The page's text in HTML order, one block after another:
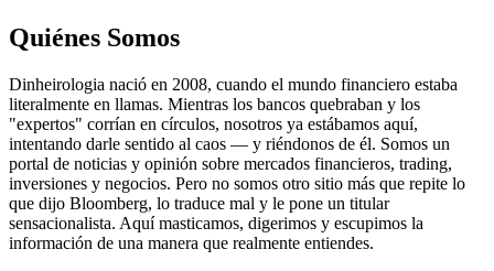
Quiénes Somos
Dinheirologia nació en 2008, cuando el mundo financiero estaba
literalmente en llamas. Mientras los bancos quebraban y los
"expertos" corrían en círculos, nosotros ya estábamos aquí,
intentando darle sentido al caos — y riéndonos de él. Somos un
portal de noticias y opinión sobre mercados financieros, trading,
inversiones y negocios. Pero no somos otro sitio más que repite lo
que dijo Bloomberg, lo traduce mal y le pone un titular
sensacionalista. Aquí masticamos, digerimos y escupimos la
información de una manera que realmente entiendes.